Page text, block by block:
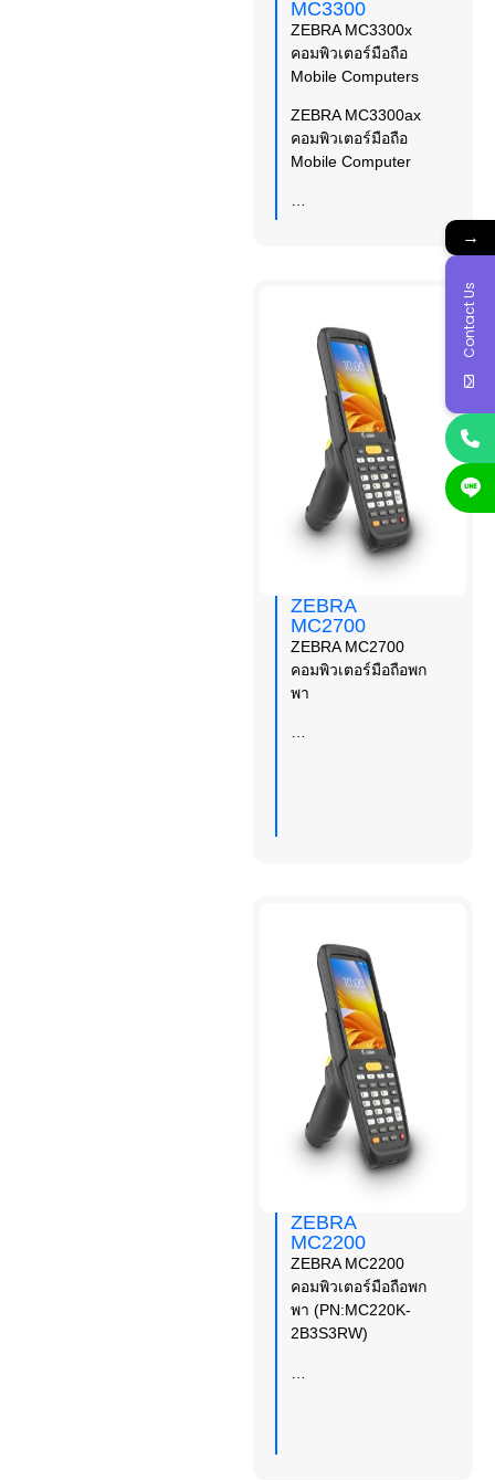
MC3300
ZEBRA MC3300x
คอมพิวเตอร์มือถือ
Mobile Computers
ZEBRA MC3300ax
คอมพิวเตอร์มือถือ
Mobile Computer
…
ZEBRA
MC2700
ZEBRA MC2700
คอมพิวเตอร์มือถือพก
พา
…
ZEBRA
MC2200
ZEBRA MC2200
คอมพิวเตอร์มือถือพก
พา (PN:MC220K-
2B3S3RW)
→
Contact Us